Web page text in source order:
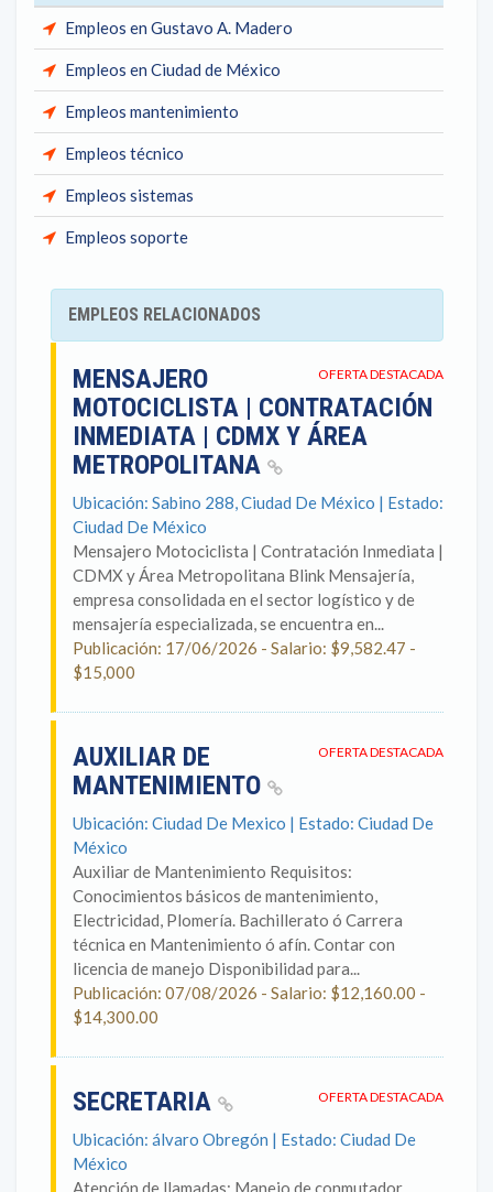
Empleos en Gustavo A. Madero
Empleos en Ciudad de México
Empleos mantenimiento
Empleos técnico
Empleos sistemas
Empleos soporte
EMPLEOS RELACIONADOS
OFERTA DESTACADA
MENSAJERO
MOTOCICLISTA | CONTRATACIÓN
INMEDIATA | CDMX Y ÁREA
METROPOLITANA
Ubicación: Sabino 288, Ciudad De México | Estado:
Ciudad De México
Mensajero Motociclista | Contratación Inmediata |
CDMX y Área Metropolitana Blink Mensajería,
empresa consolidada en el sector logístico y de
mensajería especializada, se encuentra en...
Publicación: 17/06/2026 - Salario: $9,582.47 -
$15,000
OFERTA DESTACADA
AUXILIAR DE
MANTENIMIENTO
Ubicación: Ciudad De Mexico | Estado: Ciudad De
México
Auxiliar de Mantenimiento Requisitos:
Conocimientos básicos de mantenimiento,
Electricidad, Plomería. Bachillerato ó Carrera
técnica en Mantenimiento ó afín. Contar con
licencia de manejo Disponibilidad para...
Publicación: 07/08/2026 - Salario: $12,160.00 -
$14,300.00
OFERTA DESTACADA
SECRETARIA
Ubicación: álvaro Obregón | Estado: Ciudad De
México
Atención de llamadas: Manejo de conmutador.